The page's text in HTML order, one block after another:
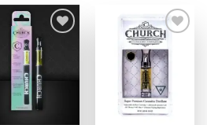
wishlist
Add to
wishlist